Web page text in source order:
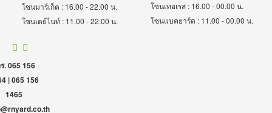
โซนมาร์เก็ต : 16.00 - 22.00 น.
โซนเดย์ไนท์ : 11.00 - 22.00 น.
โซนเทอเรส : 16.00 - 00.00 น.
โซนแบคยาร์ด : 11.00 - 00.00 น.
. 065 156
| 065 156
1465